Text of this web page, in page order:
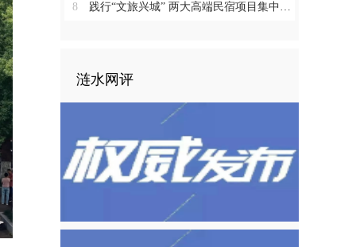
8 践行“文旅兴城” 两大高端民宿项目集中签约开工 全力打造“湖湘地区文旅康养名城”
涟水网评